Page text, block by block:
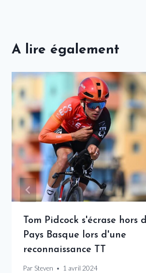
A lire également
Tom Pidcock s'écrase hors
Pays Basque lors d'une
reconnaissance TT
Par Steven 1 avril 2024